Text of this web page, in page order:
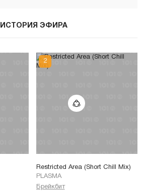
ИСТОРИЯ ЭФИРА
Restricted Area (Short Chill Mix)
PLASMA
Брейкбит